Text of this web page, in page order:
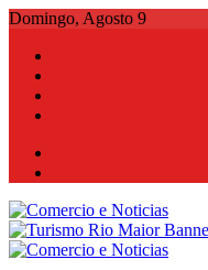
Skip
content
Domingo, Agosto 9
Comercio e Noticias
Notícias e Publicidade Online